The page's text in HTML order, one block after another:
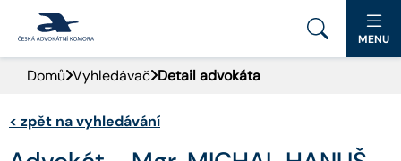
PORTÁL ČAK
DOMŮ
MENU
Domů Vyhledávač Detail advokáta
< zpět na vyhledávání